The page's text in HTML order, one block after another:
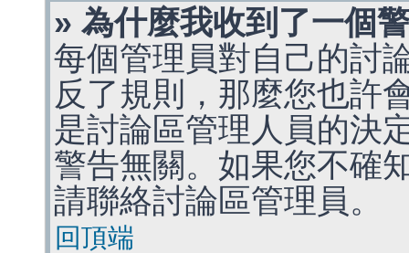
» 為什麼我收到了一個
每個管理員對自己的討
反了規則，那麼您也許
是討論區管理人員的決
警告無關。如果您不確
請聯絡討論區管理員。
回頂端